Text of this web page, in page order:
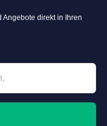
direkt in Ihren